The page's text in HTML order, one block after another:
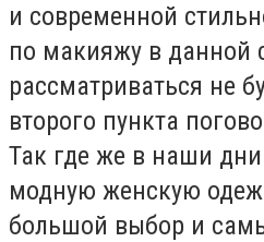
и современной
по макияжу в данной
рассматриваться не
второго пункта
Так где же в наши
модную женскую
большой выбор и